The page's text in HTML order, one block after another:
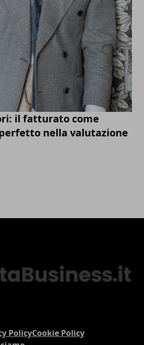
il fatturato come
nella valutazione
PolicyCookie Policy